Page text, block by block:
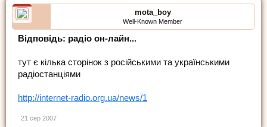
mota_boy
Well-Known Member
Відповідь: радіо он-лайн...
тут є кілька сторінок з російськими та українськими
радіостанціями
http://internet-radio.org.ua/news/1
21 сер 2007